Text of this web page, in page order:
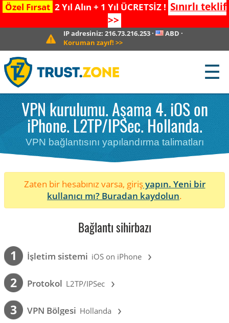
Özel Fırsat 2 Yıl Alın + 1 Yıl ÜCRETSİZ ! Sınırlı teklif
>>
IP adresiniz:216.73.216.253 · ABD ·
Koruman zayıf! >>
☰
VPN kurulumu. Aşama 4. iOS on
iPhone. L2TP/IPSec. Hollanda.
VPN bağlantısını yapılandırma talimatları
Zaten bir hesabınız varsa, girişyapın. Yeni bir
kullanıcı mı? Buradan kaydolun.
Bağlantı sihirbazı
1 İşletim sistemi iOS on iPhone ›
2 Protokol L2TP/IPSec ›
3 VPN Bölgesi Hollanda ›